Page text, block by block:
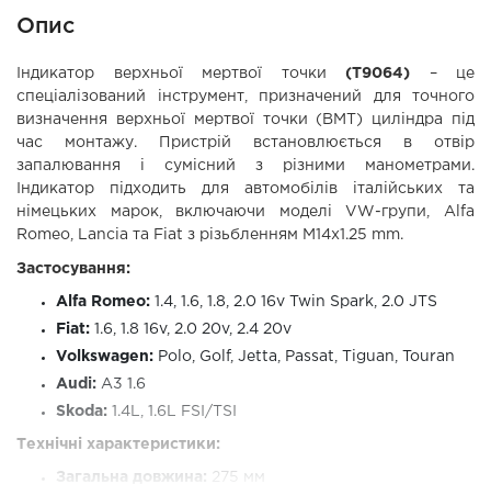
Опис
Індикатор верхньої мертвої точки (T9064) – це
спеціалізований інструмент, призначений для точного
визначення верхньої мертвої точки (ВМТ) циліндра під
час монтажу. Пристрій встановлюється в отвір
запалювання і сумісний з різними манометрами.
Індикатор підходить для автомобілів італійських та
німецьких марок, включаючи моделі VW-групи, Alfa
Romeo, Lancia та Fiat з різьбленням M14x1.25 mm.
Застосування:
Alfa Romeo: 1.4, 1.6, 1.8, 2.0 16v Twin Spark, 2.0 JTS
Fiat: 1.6, 1.8 16v, 2.0 20v, 2.4 20v
Volkswagen: Polo, Golf, Jetta, Passat, Tiguan, Touran
Audi: A3 1.6
Skoda: 1.4L, 1.6L FSI/TSI
Технічні характеристики:
Загальна довжина: 275 мм